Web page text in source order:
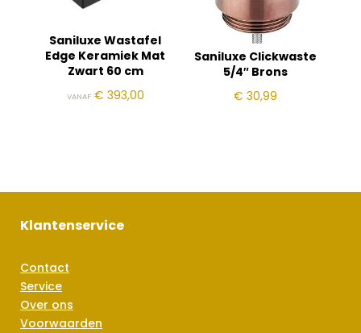
Saniluxe Wastafel
Edge Keramiek Mat
Zwart 60 cm
VANAF € 393,00
Saniluxe Clickwaste
5/4″ Brons
€ 30,99
Klantenservice
Contact
Service
Over ons
Voorwaarden